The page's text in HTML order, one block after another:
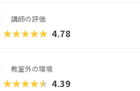
めのスクールです！
講師の評価
★★★★★ 4.78
教室外の環境
★★★★★ 4.39